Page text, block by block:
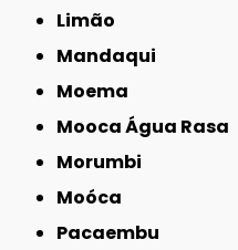
Limão
Mandaqui
Moema
Mooca Água Rasa
Morumbi
Moóca
Pacaembu